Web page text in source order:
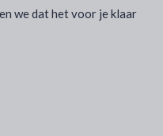
we dat het voor je klaar